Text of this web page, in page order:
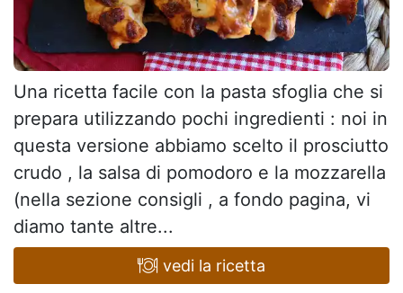
Una ricetta facile con la pasta sfoglia che si
prepara utilizzando pochi ingredienti : noi in
questa versione abbiamo scelto il prosciutto
crudo , la salsa di pomodoro e la mozzarella
(nella sezione consigli , a fondo pagina, vi
diamo tante altre...
vedi la ricetta